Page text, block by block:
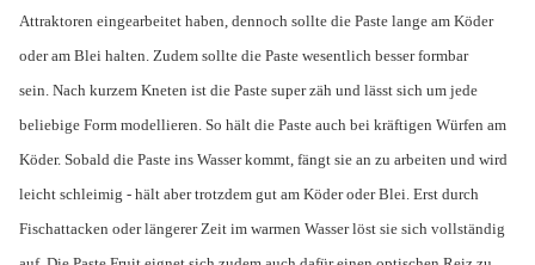
Attraktoren eingearbeitet haben, dennoch sollte die Paste lange am Köder
oder am Blei halten. Zudem sollte die Paste wesentlich besser formbar
sein. Nach kurzem Kneten ist die Paste super zäh und lässt sich um jede
beliebige Form modellieren. So hält die Paste auch bei kräftigen Würfen am
Köder. Sobald die Paste ins Wasser kommt, fängt sie an zu arbeiten und wird
leicht schleimig - hält aber trotzdem gut am Köder oder Blei. Erst durch
Fischattacken oder längerer Zeit im warmen Wasser löst sie sich vollständig